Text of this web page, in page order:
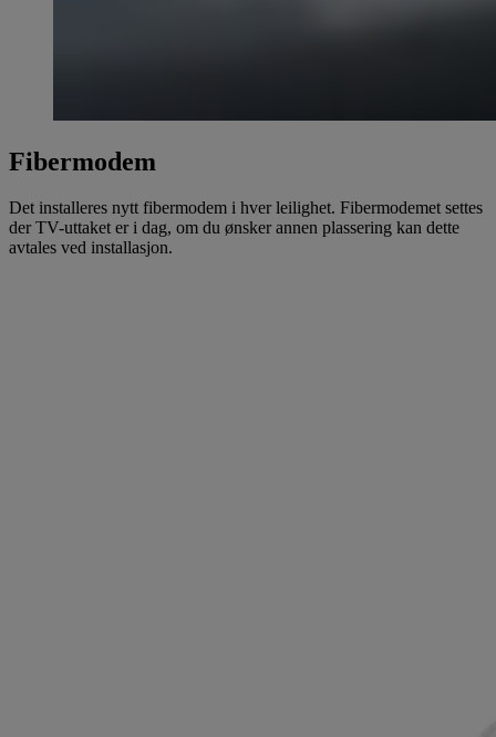
Fibermodem
Det installeres nytt fibermodem i hver leilighet. Fibermodemet settes
der TV-uttaket er i dag, om du ønsker annen plassering kan dette
avtales ved installasjon.